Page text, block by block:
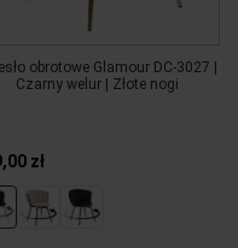
obrotowe Glamour DC-3027 |
Czarny welur | Złote nogi
zł